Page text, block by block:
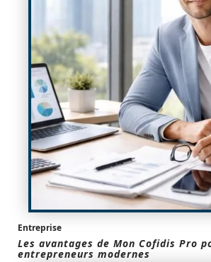
Entreprise
Les avantages de Mon Cofidis Pro
entrepreneurs modernes